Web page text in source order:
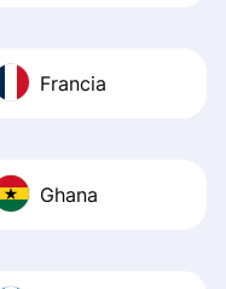
Francia
Ghana